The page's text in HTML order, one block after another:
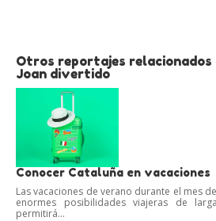
Otros reportajes relacionados
Joan divertido
Conocer Cataluña en vacaciones
Las vacaciones de verano durante el mes
enormes posibilidades viajeras de
permitirá...